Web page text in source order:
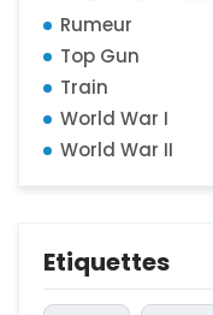
Rumeur
Top Gun
Train
World War I
World War II
Etiquettes